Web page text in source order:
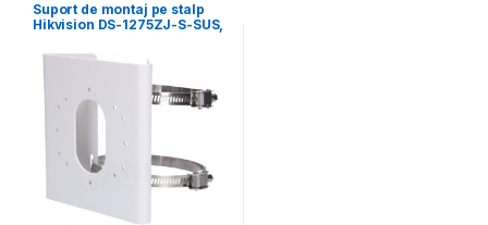
Suport de montaj pe stalp
Hikvision DS-1275ZJ-S-SUS,